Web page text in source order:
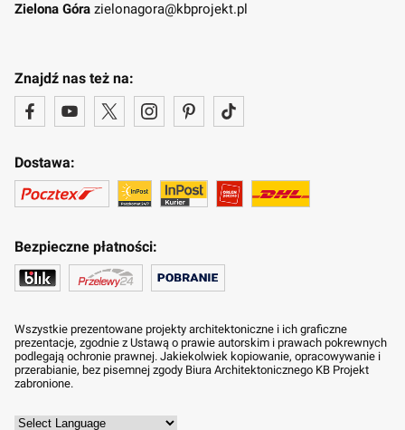
Zielona Góra zielonagora@kbprojekt.pl
Znajdź nas też na:
Dostawa:
Bezpieczne płatności:
Wszystkie prezentowane projekty architektoniczne i ich graficzne
prezentacje, zgodnie z Ustawą o prawie autorskim i prawach pokrewnych
podlegają ochronie prawnej. Jakiekolwiek kopiowanie, opracowywanie i
przerabianie, bez pisemnej zgody Biura Architektonicznego KB Projekt
zabronione.